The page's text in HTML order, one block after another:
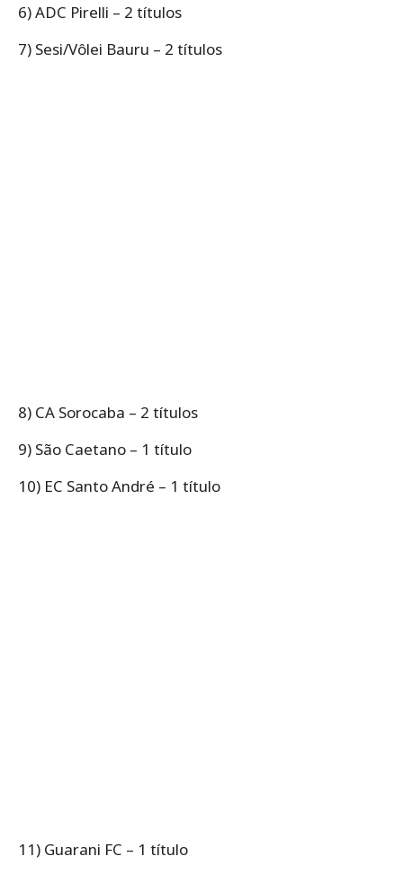
6) ADC Pirelli – 2 títulos
7) Sesi/Vôlei Bauru – 2 títulos
8) CA Sorocaba – 2 títulos
9) São Caetano – 1 título
10) EC Santo André – 1 título
11) Guarani FC – 1 título